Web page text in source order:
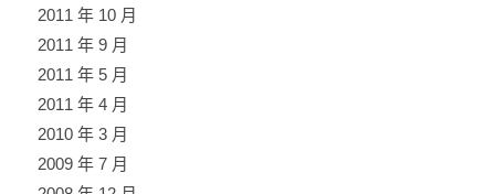
2011 年 10 月
2011 年 9 月
2011 年 5 月
2011 年 4 月
2010 年 3 月
2009 年 7 月